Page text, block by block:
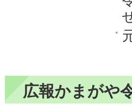
広報かまがや